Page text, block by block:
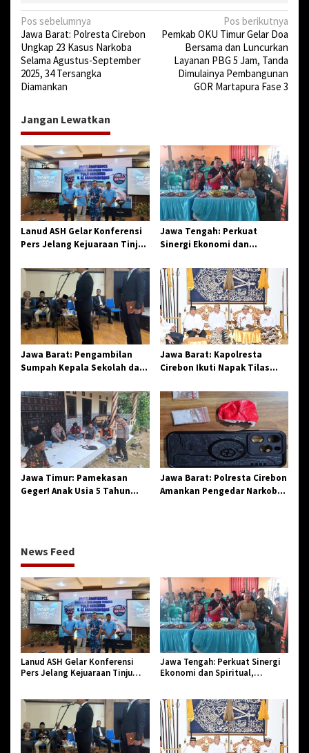
N
a
v
i
a
s
i
p
o
s
Pos sebelumnya
Jawa Barat: Polresta Cirebon
Ungkap 23 Kasus Narkoba
Selama Agustus-September
2025, 34 Tersangka
Diamankan
Pos berikutnya
Pemkab OKU Timur Gelar Doa
Bersama dan Luncurkan
Layanan PBG 5 Jam, Tanda
Dimulainya Pembangunan
GOR Martapura Fase 3
Jangan Lewatkan
Lanud ASH Gelar Konferensi
Pers Jelang Kejuaraan Tinju
2026
Jawa Tengah: Perkuat
Sinergi Ekonomi dan
Jangkar Gelar Halal Bi Halal
di Losari
Jawa Barat: Pengambilan
Sumpah Kepala Sekolah dan
Penegasan Integritas
Aparatur Pendidikan dan
Birokrasi
Jawa Barat: Kapolresta
Cirebon Ikuti Napak Tilas
Sinergi dan Pelestarian
Sejarah
Jawa Timur: Pamekasan
Geger! Anak Usia 5 Tahun
Jawa Barat: Polresta Cirebon
Amankan Pengedar Narkoba
News Feed
Lanud ASH Gelar Konferensi
Pers Jelang Kejuaraan Tinju
Jawa Tengah: Perkuat Sinergi
Ekonomi dan Spiritual,